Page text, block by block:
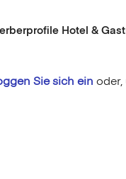
Hotel &
Sie sich ein oder,